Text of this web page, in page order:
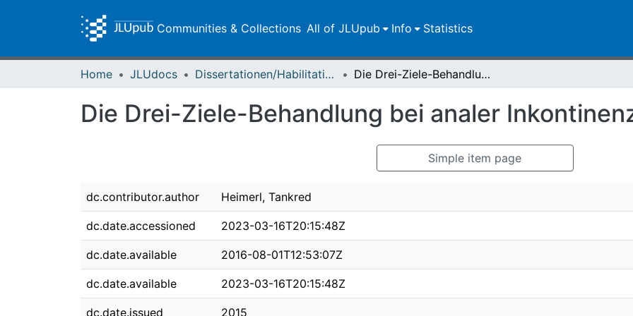
Communities & Collections All of JLUpub Info Statistics
Home JLUdocs Dissertationen/Habilitationen Die Drei-Ziele-Behandlung bei analer Inkontinenz
Die Drei-Ziele-Behandlung bei analer
Simple item page
dc.contributor.author Heimerl, Tankred
dc.date.accessioned 2023-03-16T20:15:48Z
dc.date.available 2016-08-01T12:53:07Z
dc.date.available 2023-03-16T20:15:48Z
dc.date.issued 2015